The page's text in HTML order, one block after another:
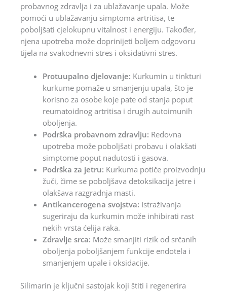
probavnog zdravlja i za ublažavanje upala. Može
pomoći u ublažavanju simptoma artritisa, te
poboljšati cjelokupnu vitalnost i energiju. Također,
njena upotreba može doprinijeti boljem odgovoru
tijela na svakodnevni stres i oksidativni stres.
Protuupalno djelovanje: Kurkumin u tinkturi
kurkume pomaže u smanjenju upala, što je
korisno za osobe koje pate od stanja poput
reumatoidnog artritisa i drugih autoimunih
oboljenja.
Podrška probavnom zdravlju: Redovna
upotreba može poboljšati probavu i olakšati
simptome poput nadutosti i gasova.
Podrška za jetru: Kurkuma potiče proizvodnju
žuči, čime se poboljšava detoksikacija jetre i
olakšava razgradnja masti.
Antikancerogena svojstva: Istraživanja
sugeriraju da kurkumin može inhibirati rast
nekih vrsta ćelija raka.
Zdravlje srca: Može smanjiti rizik od srčanih
oboljenja poboljšanjem funkcije endotela i
smanjenjem upale i oksidacije.
Silimarin je ključni sastojak koji štiti i regenerira